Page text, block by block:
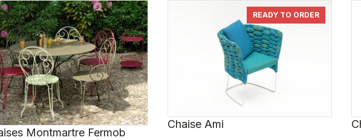
Montmartre Fermob
READY TO ORDER
Chaise Ami